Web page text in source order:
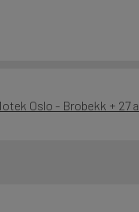
Oslo - Brobekk + 27